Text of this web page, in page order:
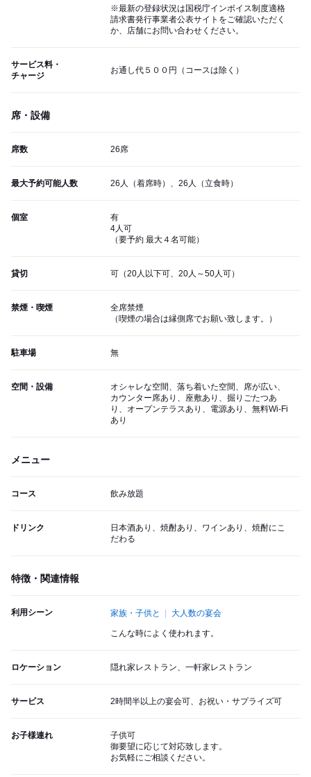
※最新の登録状況は国税庁インボイス制度適格
請求書発行事業者公表サイトをご確認いただく
か、店舗にお問い合わせください。
サービス料・
チャージ
お通し代５００円（コースは除く）
席・設備
席数 26席
最大予約可能人数 26人（着席時）、26人（立食時）
個室
有
4人可
（要予約 最大４名可能）
貸切 可（20人以下可、20人～50人可）
禁煙・喫煙
全席禁煙
（喫煙の場合は縁側席でお願い致します。）
駐車場 無
空間・設備
オシャレな空間、落ち着いた空間、席が広い、
カウンター席あり、座敷あり、掘りごたつあ
り、オープンテラスあり、電源あり、無料Wi-Fi
あり
メニュー
コース 飲み放題
ドリンク
日本酒あり、焼酎あり、ワインあり、焼酎にこ
だわる
特徴・関連情報
利用シーン 家族・子供と 大人数の宴会
こんな時によく使われます。
ロケーション 隠れ家レストラン、一軒家レストラン
サービス 2時間半以上の宴会可、お祝い・サプライズ可
お子様連れ
子供可
御要望に応じて対応致します。
お気軽にご相談ください。